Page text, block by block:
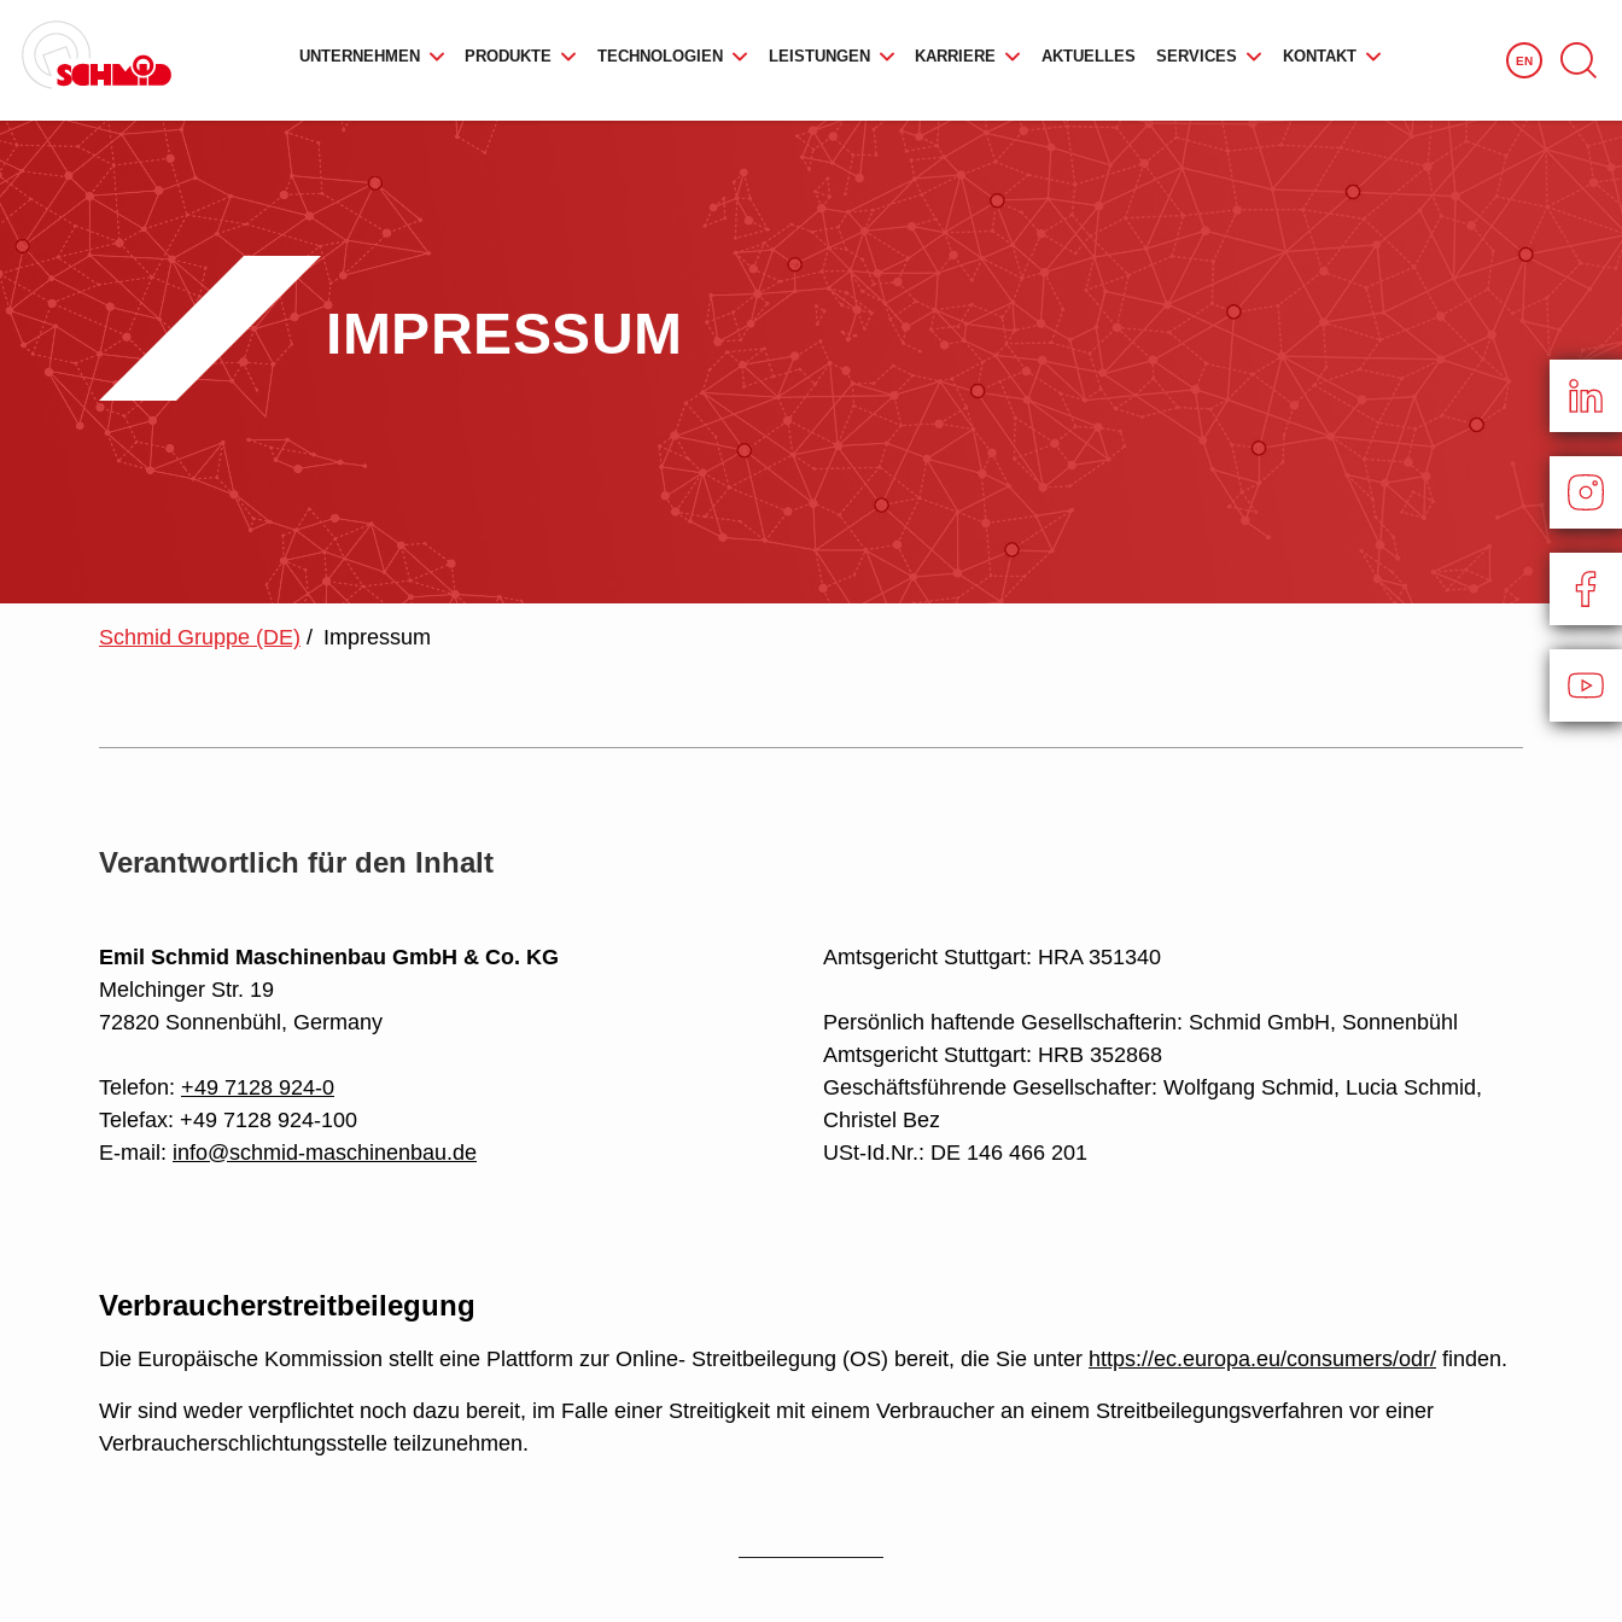
UNTERNEHMEN PRODUKTE TECHNOLOGIEN LEISTUNGEN KARRIERE AKTUELLES SERVICES KONTAKT EN
Schmid Gruppe (DE) / Impressum
IMPRESSUM
Verantwortlich für den Inhalt
Emil Schmid Maschinenbau GmbH & Co. KG
Melchinger Str. 19
72820 Sonnenbühl, Germany
Telefon: +49 7128 924-0
Telefax: +49 7128 924-100
E-mail: info@schmid-maschinenbau.de
Amtsgericht Stuttgart: HRA 351340
Persönlich haftende Gesellschafterin: Schmid GmbH, Sonnenbühl
Amtsgericht Stuttgart: HRB 352868
Geschäftsführende Gesellschafter: Wolfgang Schmid, Lucia Schmid,
Christel Bez
USt-Id.Nr.: DE 146 466 201
Verbraucherstreitbeilegung
Die Europäische Kommission stellt eine Plattform zur Online- Streitbeilegung (OS) bereit, die Sie unter https://ec.europa.eu/consumers/odr/ finden.
Wir sind weder verpflichtet noch dazu bereit, im Falle einer Streitigkeit mit einem Verbraucher an einem Streitbeilegungsverfahren vor einer
Verbraucherschlichtungsstelle teilzunehmen.